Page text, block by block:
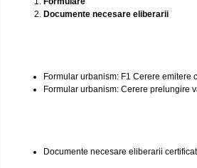
Documente necesare eliberarii
Formular urbanism: F1 Cerere
Formular urbanism: Cerere prelungire
Documente necesare eliberarii